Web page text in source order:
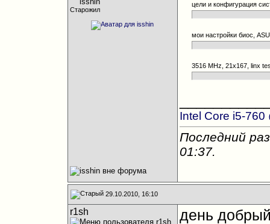
Старожил
цели и конфигурация
мои настройки биос,
3516 MHz, 21x167, linx
Intel Core i5-760
Последний
01:37.
29.10.2010, 16:10
r1sh день